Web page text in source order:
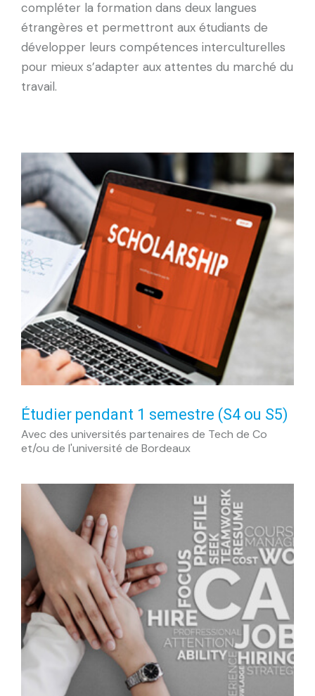
compléter la formation dans deux langues
étrangères et permettront aux étudiants de
développer leurs compétences interculturelles
pour mieux s’adapter aux attentes du marché du
travail.
Étudier pendant 1 semestre (S4 ou S5)
Avec des universités partenaires de Tech de Co
et/ou de l'université de Bordeaux